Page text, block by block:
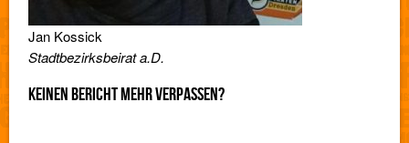
Jan Kossick
Stadtbezirksbeirat a.D.
KEINEN BERICHT MEHR VERPASSEN?